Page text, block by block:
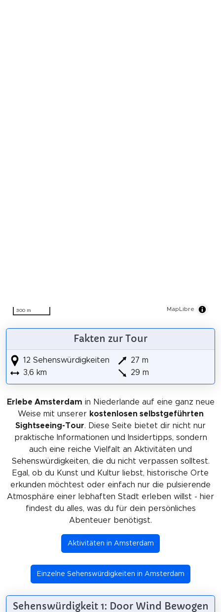
300 m MapLibre
Fakten zur Tour
12 Sehenswürdigkeiten
3,6 km
27 m
29 m
Erlebe Amsterdam in Niederlande auf eine ganz neue
Weise mit unserer kostenlosen selbstgeführten
Sightseeing-Tour. Diese Seite bietet dir nicht nur
praktische Informationen und Insidertipps, sondern
auch eine reiche Vielfalt an Aktivitäten und
Sehenswürdigkeiten, die du nicht verpassen solltest.
Egal, ob du Kunst und Kultur liebst, historische Orte
erkunden möchtest oder einfach nur die pulsierende
Atmosphäre einer lebhaften Stadt erleben willst - hier
findest du alles, was du für dein persönliches
Abenteuer benötigst.
Aktivitäten in Amsterdam
Einzelne Sehenswürdigkeiten in Amsterdam
Sehenswürdigkeit 1: Door Wind Bewogen